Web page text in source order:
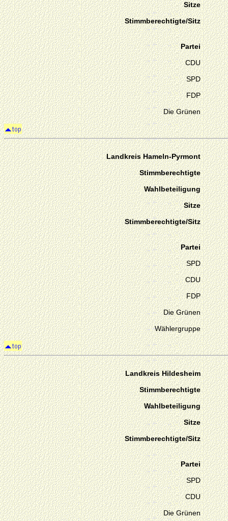
Sitze
Stimmberechtigte/Sitz
Partei
CDU
SPD
FDP
Die Grünen
Landkreis Hameln-Pyrmont
Stimmberechtigte
Wahlbeteiligung
Sitze
Stimmberechtigte/Sitz
Partei
SPD
CDU
FDP
Die Grünen
Wählergruppe
Landkreis Hildesheim
Stimmberechtigte
Wahlbeteiligung
Sitze
Stimmberechtigte/Sitz
Partei
SPD
CDU
Die Grünen